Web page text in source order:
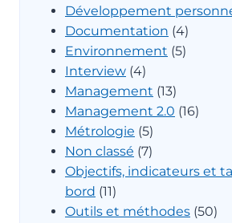
Développement
Documentation (4)
Environnement (5)
Interview (4)
Management (13)
Management 2.0 (16)
Métrologie (5)
Non classé (7)
Objectifs, indicateurs et
bord (11)
Outils et méthodes (50)